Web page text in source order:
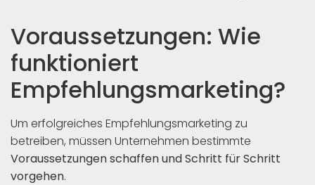
Voraussetzungen: Wie
funktioniert
Empfehlungsmarketing?
Um erfolgreiches Empfehlungsmarketing zu
betreiben, müssen Unternehmen bestimmte
Voraussetzungen schaffen und Schritt für Schritt
vorgehen.